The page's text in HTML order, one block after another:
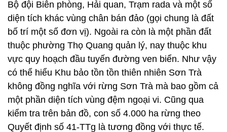
Bộ đội Biên phòng, Hải quan, Trạm rada và một số
diện tích khác vùng chân bán đảo (gọi chung là đất
bố trí một số đơn vị). Ngoài ra còn là một phần đất
thuộc phường Thọ Quang quản lý, nay thuộc khu
vực quy hoạch đầu tuyến đường ven biển. Như vậy
có thể hiểu Khu bảo tồn tồn thiên nhiên Sơn Trà
không đồng nghĩa với rừng Sơn Trà mà bao gồm cả
một phần diện tích vùng đệm ngoại vi. Cũng qua
kiểm tra trên bản đồ, con số 4.000 ha rừng theo
Quyết định số 41-TTg là tương đồng với thực tế.